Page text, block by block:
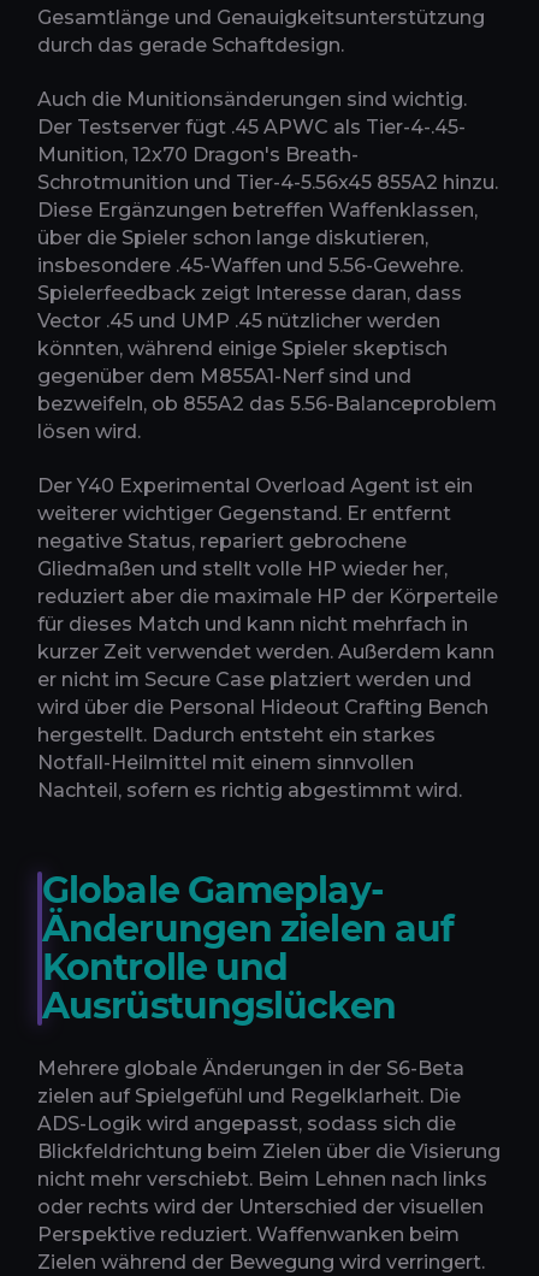
Gesamtlänge und Genauigkeitsunterstützung
durch das gerade Schaftdesign.
Auch die Munitionsänderungen sind wichtig.
Der Testserver fügt .45 APWC als Tier-4-.45-
Munition, 12x70 Dragon's Breath-
Schrotmunition und Tier-4-5.56x45 855A2 hinzu.
Diese Ergänzungen betreffen Waffenklassen,
über die Spieler schon lange diskutieren,
insbesondere .45-Waffen und 5.56-Gewehre.
Spielerfeedback zeigt Interesse daran, dass
Vector .45 und UMP .45 nützlicher werden
könnten, während einige Spieler skeptisch
gegenüber dem M855A1-Nerf sind und
bezweifeln, ob 855A2 das 5.56-Balanceproblem
lösen wird.
Der Y40 Experimental Overload Agent ist ein
weiterer wichtiger Gegenstand. Er entfernt
negative Status, repariert gebrochene
Gliedmaßen und stellt volle HP wieder her,
reduziert aber die maximale HP der Körperteile
für dieses Match und kann nicht mehrfach in
kurzer Zeit verwendet werden. Außerdem kann
er nicht im Secure Case platziert werden und
wird über die Personal Hideout Crafting Bench
hergestellt. Dadurch entsteht ein starkes
Notfall-Heilmittel mit einem sinnvollen
Nachteil, sofern es richtig abgestimmt wird.
Globale Gameplay-
Änderungen zielen auf
Kontrolle und
Ausrüstungslücken
Mehrere globale Änderungen in der S6-Beta
zielen auf Spielgefühl und Regelklarheit. Die
ADS-Logik wird angepasst, sodass sich die
Blickfeldrichtung beim Zielen über die Visierung
nicht mehr verschiebt. Beim Lehnen nach links
oder rechts wird der Unterschied der visuellen
Perspektive reduziert. Waffenwanken beim
Zielen während der Bewegung wird verringert.